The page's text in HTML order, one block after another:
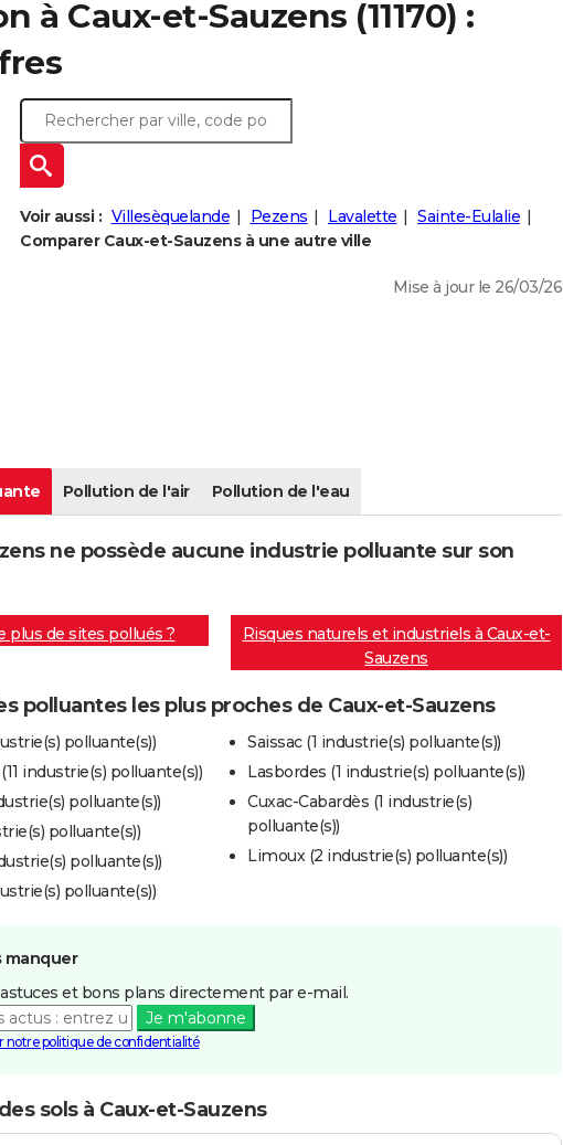
à Caux-et-Sauzens (11170) :
Voir aussi : Villesèquelande Pezens Lavalette
Sainte-Eulalie
Comparer Caux-et-Sauzens à une autre ville
Mise à jour le 26/03/26
Pollution de l'air Pollution de l'eau
ne possède aucune industrie polluante sur son
plus de sites pollués ?
Risques naturels et industriels à Caux-et-
Sauzens
polluantes les plus proches de Caux-et-Sauzens
polluante(s))
industrie(s) polluante(s))
polluante(s))
polluante(s))
polluante(s))
polluante(s))
Saissac (1 industrie(s) polluante(s))
Lasbordes (1 industrie(s) polluante(s))
Cuxac-Cabardès (1 industrie(s)
polluante(s))
Limoux (2 industrie(s) polluante(s))
manquer
et bons plans directement par e-mail.
Je m'abonne
notre politique de confidentialité
sols à Caux-et-Sauzens